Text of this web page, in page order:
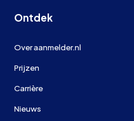
Ontdek
Over aanmelder.nl
Prijzen
Carrière
Nieuws